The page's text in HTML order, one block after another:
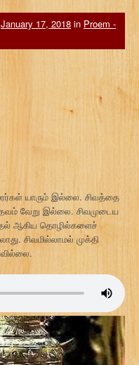
January 17, 2018 in Proem -
யாரும் இல்லை. சிவத்தை
வேறு இல்லை. சிவமுடைய
ஆகிய தொழில்களைச்
சிவமில்லாமல் முக்தி